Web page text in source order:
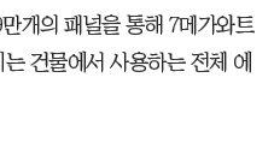
개의 패널을 통해 7메가와트
건물에서 사용하는 전체 에